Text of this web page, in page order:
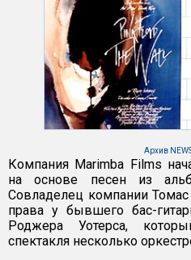
Архив
Компания Marimba Films
на основе песен из
Совладелец компании
права у бывшего бас-
Роджера Уотерса,
спектакля несколько